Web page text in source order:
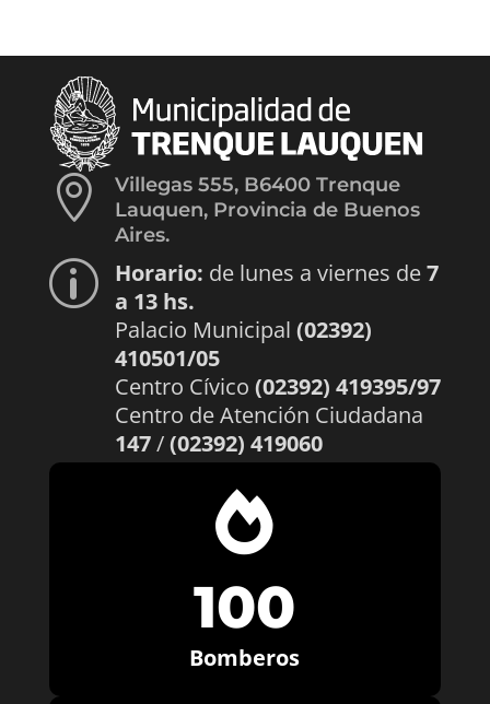

Villegas 555, B6400 Trenque
Lauquen, Provincia de Buenos
Aires.
p Horario: de lunes a viernes de7
a 13 hs.
Palacio Municipal (02392)
410501/05
Centro Cívico (02392) 419395/97
Centro de Atención Ciudadana
147/(02392) 419060

100
Bomberos